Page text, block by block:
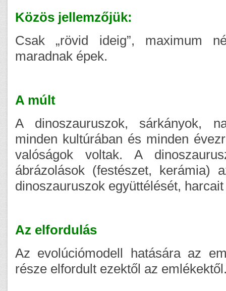
Közös jellemzőjük:
Csak „rövid ideig”, maximum
maradnak épek.
A múlt
A dinoszauruszok, sárkányok,
minden kultúrában és minden
valóságok voltak. A
ábrázolások (festészet, kerámia)
dinoszauruszok együttélését,
Az elfordulás
Az evolúciómodell hatására az
része elfordult ezektől az